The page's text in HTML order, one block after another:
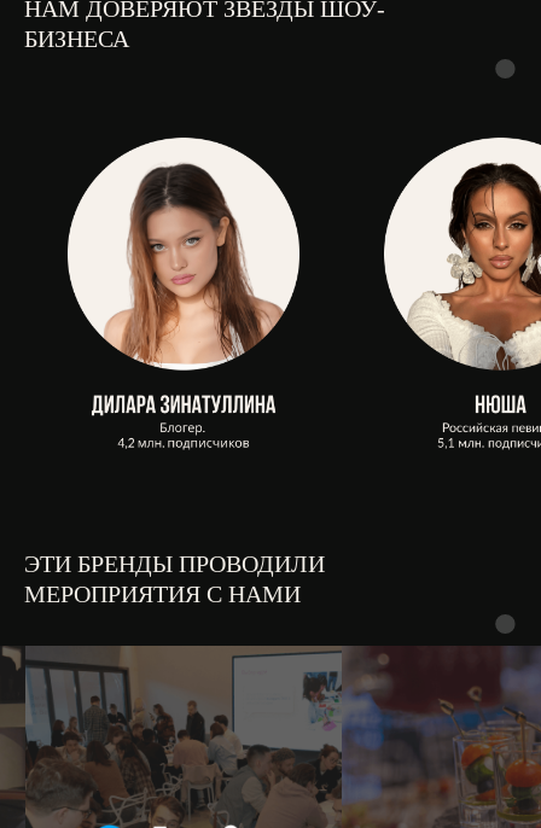
НАМ ДОВЕРЯЮТ ЗВЕЗДЫ ШОУ-
БИЗНЕСА
ЭТИ БРЕНДЫ ПРОВОДИЛИ
МЕРОПРИЯТИЯ С НАМИ